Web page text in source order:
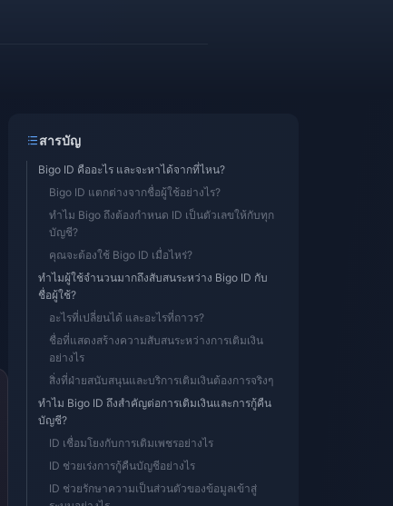
-40%
5000 เพชร 10000 เพชร
สารบัญ
Bigo ID คืออะไร และจะหาได้จากที่ไหน?
Bigo ID แตกต่างจากชื่อผู้ใช้อย่างไร?
ทำไม Bigo ถึงต้องกำหนด ID เป็นตัวเลขให้กับทุก
บัญชี?
คุณจะต้องใช้ Bigo ID เมื่อไหร่?
ทำไมผู้ใช้จำนวนมากถึงสับสนระหว่าง Bigo ID กับ
ชื่อผู้ใช้?
อะไรที่เปลี่ยนได้ และอะไรที่ถาวร?
ชื่อที่แสดงสร้างความสับสนระหว่างการเติมเงิน
อย่างไร
สิ่งที่ฝ่ายสนับสนุนและบริการเติมเงินต้องการจริงๆ
ทำไม Bigo ID ถึงสำคัญต่อการเติมเงินและการกู้คืน
บัญชี?
ID เชื่อมโยงกับการเติมเพชรอย่างไร
ID ช่วยเร่งการกู้คืนบัญชีอย่างไร
ID ช่วยรักษาความเป็นส่วนตัวของข้อมูลเข้าสู่